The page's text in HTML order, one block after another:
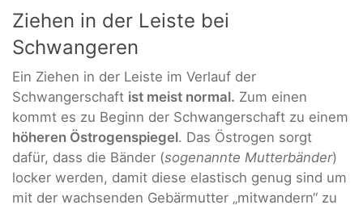
Ziehen in der Leiste bei
Schwangeren
Ein Ziehen in der Leiste im Verlauf der
Schwangerschaft ist meist normal. Zum einen
kommt es zu Beginn der Schwangerschaft zu einem
höheren Östrogenspiegel. Das Östrogen sorgt
dafür, dass die Bänder (sogenannte Mutterbänder)
locker werden, damit diese elastisch genug sind um
mit der wachsenden Gebärmutter „mitwandern“ zu